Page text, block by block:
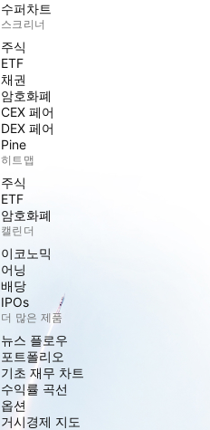
수퍼차트
스크리너
주식
ETF
채권
암호화폐
CEX 페어
DEX 페어
Pine
히트맵
주식
ETF
암호화폐
캘린더
이코노믹
어닝
배당
IPOs
더 많은 제품
뉴스 플로우
포트폴리오
기초 재무 차트
수익률 곡선
옵션
거시경제 지도